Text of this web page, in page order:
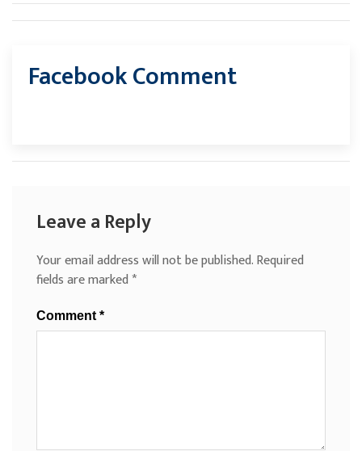
Facebook Comment
Leave a Reply
Your email address will not be published.Required
fields are marked*
Comment *